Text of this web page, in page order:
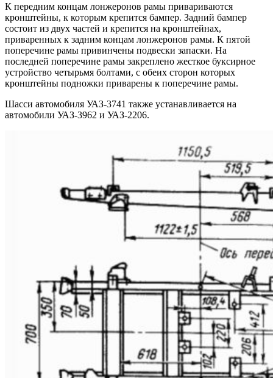
К передним концам лонжеронов рамы привариваются
кронштейны, к которым крепится бампер. Задний бампер
состоит из двух частей и крепится на кронштейнах,
приваренных к задним концам лонжеронов рамы. К пятой
поперечине рамы привинчены подвески запаски. На
последней поперечине рамы закреплено жесткое буксирное
устройство четырьмя болтами, с обеих сторон которых
кронштейны подножки приварены к поперечине рамы.
Шасси автомобиля УАЗ-3741 также устанавливается на
автомобили УАЗ-3962 и УАЗ-2206.